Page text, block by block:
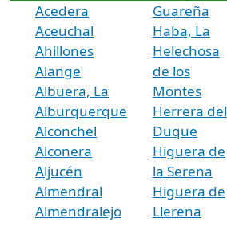
Acedera
Aceuchal
Ahillones
Alange
Albuera, La
Alburquerque
Alconchel
Alconera
Aljucén
Almendral
Almendralejo
Guareña
Haba, La
Helechosa
de los
Montes
Herrera del
Duque
Higuera de
la Serena
Higuera de
Llerena